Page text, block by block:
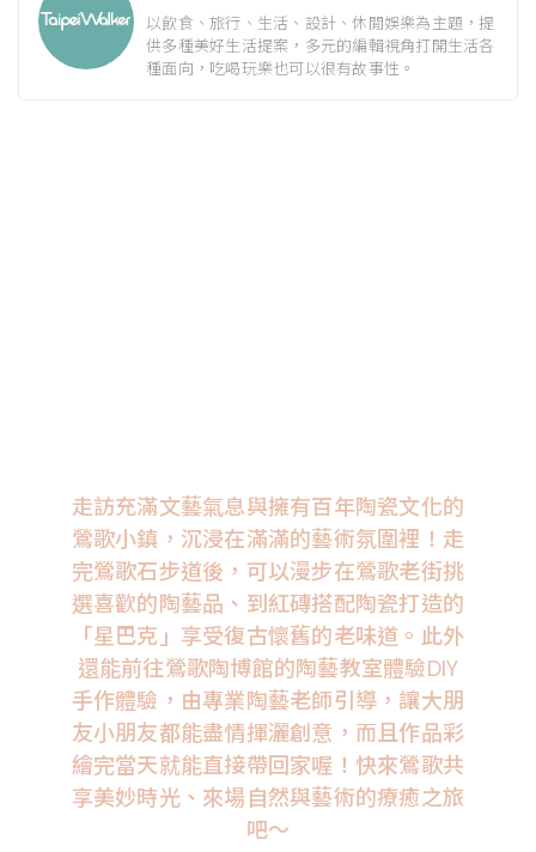
以飲食、旅行、生活、設計、休閒娛樂為主題，提
供多種美好生活提案，多元的編輯視角打開生活各
種面向，吃喝玩樂也可以很有故事性。
走訪充滿文藝氣息與擁有百年陶瓷文化的
鶯歌小鎮，沉浸在滿滿的藝術氛圍裡！走
完鶯歌石步道後，可以漫步在鶯歌老街挑
選喜歡的陶藝品、到紅磚搭配陶瓷打造的
「星巴克」享受復古懷舊的老味道。此外
還能前往鶯歌陶博館的陶藝教室體驗DIY
手作體驗，由專業陶藝老師引導，讓大朋
友小朋友都能盡情揮灑創意，而且作品彩
繪完當天就能直接帶回家喔！快來鶯歌共
享美妙時光、來場自然與藝術的療癒之旅
吧～